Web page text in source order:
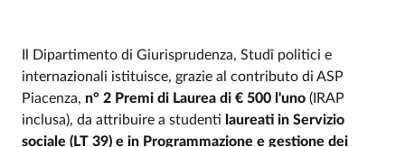
Il Dipartimento di Giurisprudenza, Studî politici e
internazionali istituisce, grazie al contributo di ASP
Piacenza, n° 2 Premi di Laurea di € 500 l'uno (IRAP
inclusa), da attribuire a studenti laureati in Servizio
sociale (LT 39) e in Programmazione e gestione dei